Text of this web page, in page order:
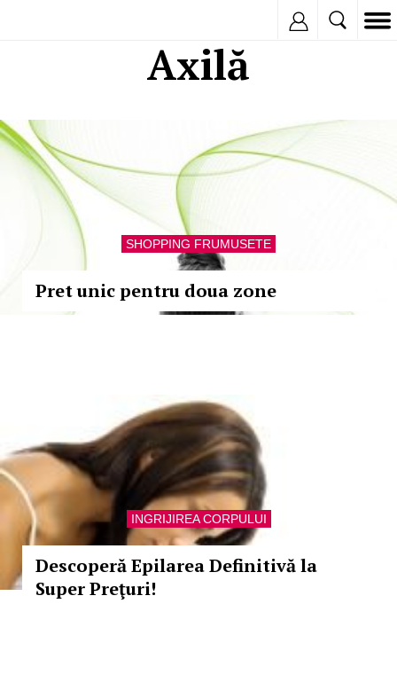
Axilă
SHOPPING FRUMUSETE
Pret unic pentru doua zone
INGRIJIREA CORPULUI
Descoperă Epilarea Definitivă la
Super Preţuri!